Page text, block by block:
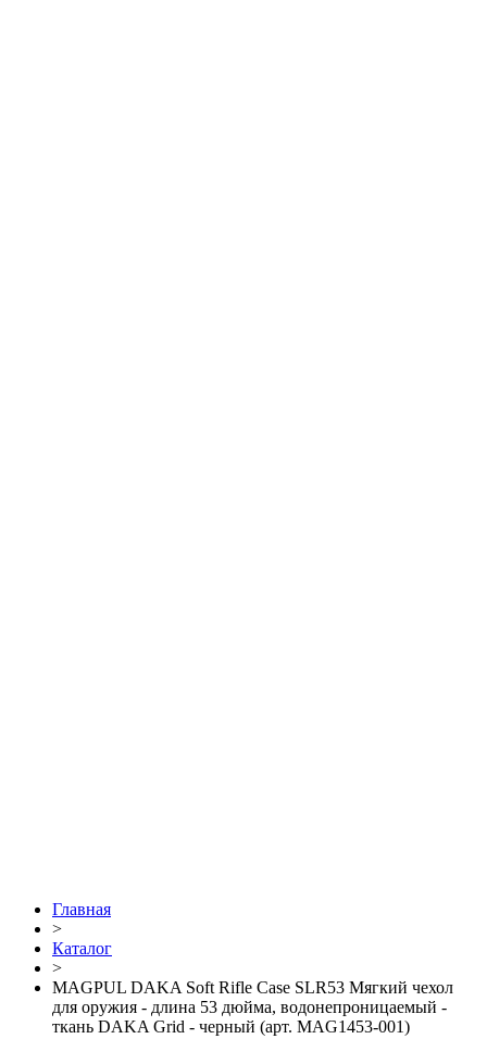
Главная
>
Каталог
>
MAGPUL DAKA Soft Rifle Case SLR53 Мягкий чехол
для оружия - длина 53 дюйма, водонепроницаемый -
ткань DAKA Grid - черный (арт. MAG1453-001)